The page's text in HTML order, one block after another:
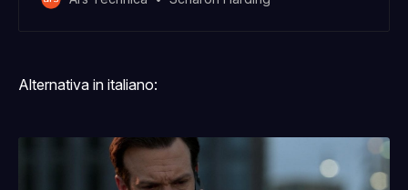
Alternativa in italiano: